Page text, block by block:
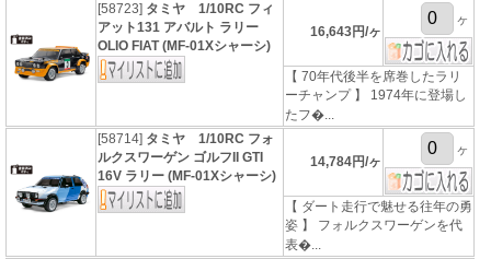
[58723] タミヤ 1/10RC フィ
アット131 アバルト ラリー
OLIO FIAT (MF-01Xシャーシ)
16,643円/ヶ
ヶ
【 70年代後半を席巻したラリ
ーチャンプ 】 1974年に登場し
たフ�...
[58714] タミヤ 1/10RC フォ
ルクスワーゲン ゴルフII GTI
16V ラリー (MF-01Xシャーシ)
14,784円/ヶ
ヶ
【 ダート走行で魅せる往年の勇
姿 】 フォルクスワーゲンを代
表�...